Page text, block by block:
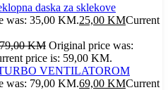
daska za sklekove
was: 35,00 KM.25,00 KMCurrent
79,00KM Original price was:
price is: 59,00 KM.
VENTILATOROM
was: 79,00 KM.69,00 KMCurrent